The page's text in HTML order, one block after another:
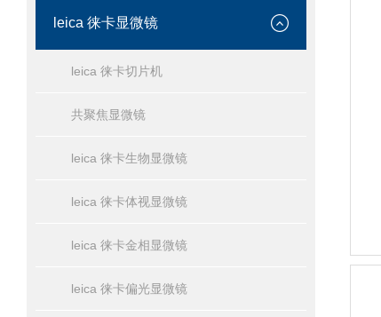
leica 徕卡显微镜
leica 徕卡切片机
共聚焦显微镜
leica 徕卡生物显微镜
leica 徕卡体视显微镜
leica 徕卡金相显微镜
leica 徕卡偏光显微镜